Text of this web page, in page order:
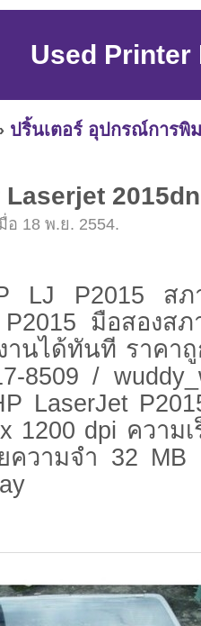
Used Printer
ปริ้นเตอร์ อุปกรณ์การพิ
2015dn
อ 18 พ.ย. 2554.
LJ P2015 สภ
มือสองส
านได้ทันที ราคา
8509 /
LaserJet
1200 dpi ความ
วามจำ 32 MB